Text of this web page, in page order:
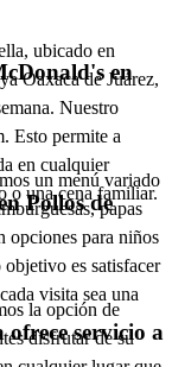
ubicado en
Oaxaca de Juárez,
Nuestro
Esto permite a
en cualquier
o una cena familiar.
en
un menú variado
papas
opciones para niños
es satisfacer
visita sea una
Pollos de
la opción de
disfrutar de su
servicio a